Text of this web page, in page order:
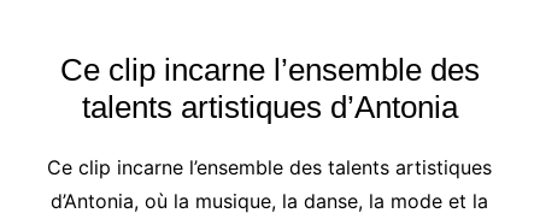
Ce clip incarne l’ensemble des
talents artistiques d’Antonia
Ce clip incarne l’ensemble des talents artistiques
d’Antonia, où la musique, la danse, la mode et la